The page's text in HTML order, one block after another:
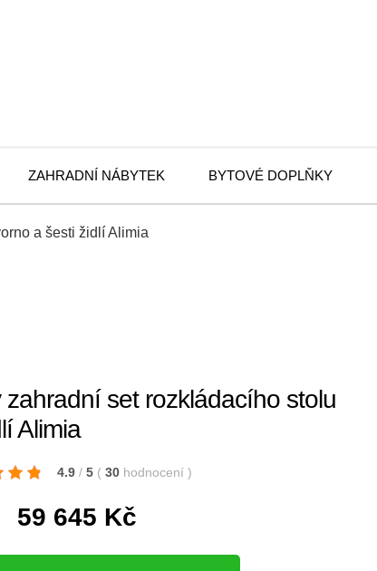
ZAHRADNÍ NÁBYTEK BYTOVÉ DOPLŇKY
a šesti židlí Alimia
set rozkládacího stolu
Alimia
4.9 / 5 ( 30 hodnocení )
59 645 Kč